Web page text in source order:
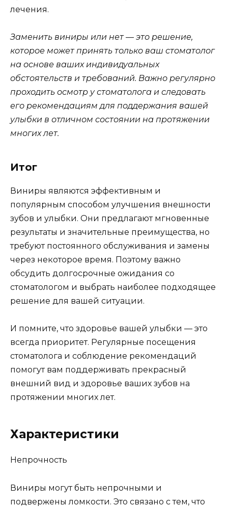
лечения.
Заменить виниры или нет — это решение,
которое может принять только ваш стоматолог
на основе ваших индивидуальных
обстоятельств и требований. Важно регулярно
проходить осмотр у стоматолога и следовать
его рекомендациям для поддержания вашей
улыбки в отличном состоянии на протяжении
многих лет.
Итог
Виниры являются эффективным и
популярным способом улучшения внешности
зубов и улыбки. Они предлагают мгновенные
результаты и значительные преимущества, но
требуют постоянного обслуживания и замены
через некоторое время. Поэтому важно
обсудить долгосрочные ожидания со
стоматологом и выбрать наиболее подходящее
решение для вашей ситуации.
И помните, что здоровье вашей улыбки — это
всегда приоритет. Регулярные посещения
стоматолога и соблюдение рекомендаций
помогут вам поддерживать прекрасный
внешний вид и здоровье ваших зубов на
протяжении многих лет.
Характеристики
Непрочность
Виниры могут быть непрочными и
подвержены ломкости. Это связано с тем, что